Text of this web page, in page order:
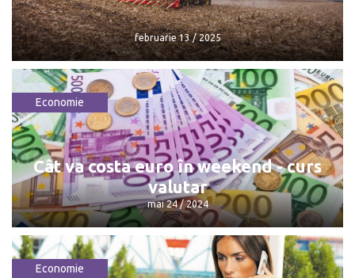
februarie 13 / 2025
februarie 13 / 2025
Economie
Cât va costa euro în weekend - curs
valutar
mai 24 / 2024
Economie